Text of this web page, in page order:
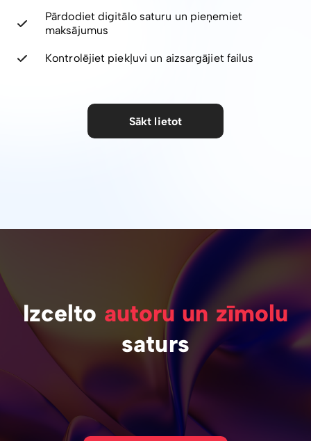
Pārdodiet digitālo saturu un pieņemiet
maksājumus
Kontrolējiet piekļuvi un aizsargājiet failus
Sākt lietot
Izcelto autoru un zīmolu
saturs